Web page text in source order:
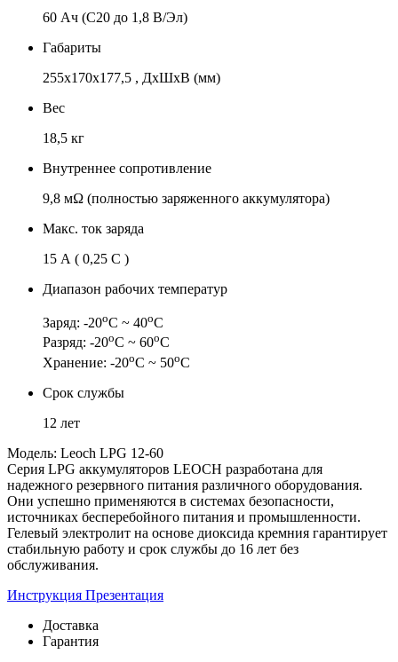
60 Ач (C20 до 1,8 В/Эл)
Габариты
255x170x177,5 , ДхШхВ (мм)
Вес
18,5 кг
Внутреннее сопротивление
9,8 мΩ (полностью заряженного аккумулятора)
Макс. ток заряда
15 А ( 0,25 C )
Диапазон рабочих температур
Заряд: -20оС ~ 40оС
Разряд: -20оС ~ 60оС
Хранение: -20оС ~ 50оС
Срок службы
12 лет
Модель: Leoch LPG 12-60
Серия LPG аккумуляторов LEOCH разработана для
надежного резервного питания различного оборудования.
Они успешно применяются в системах безопасности,
источниках бесперебойного питания и промышленности.
Гелевый электролит на основе диоксида кремния гарантирует
стабильную работу и срок службы до 16 лет без
обслуживания.
Инструкция Презентация
Доставка
Гарантия